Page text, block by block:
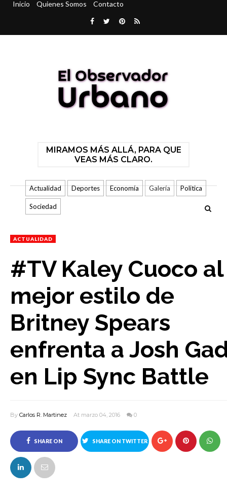
Inicio Quienes Somos Contacto
MIRAMOS MÁS ALLÁ, PARA QUE
VEAS MÁS CLARO.
Actualidad Deportes Economía Galería Politica
Sociedad
ACTUALIDAD
#TV Kaley Cuoco al
mejor estilo de
Britney Spears
enfrenta a Josh
en Lip Sync Battle
By Carlos R. Martinez At marzo 04, 2016 0
SHARE ON
FACEBOOK
SHARE ON TWITTER